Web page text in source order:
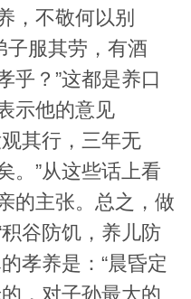
，不敬何以别
子服其劳，有酒
乎？”这都是养口
示他的意见
其行，三年无
。”从这些话上看
的主张。总之，做
谷防饥，养儿防
孝养是：“晨昏定